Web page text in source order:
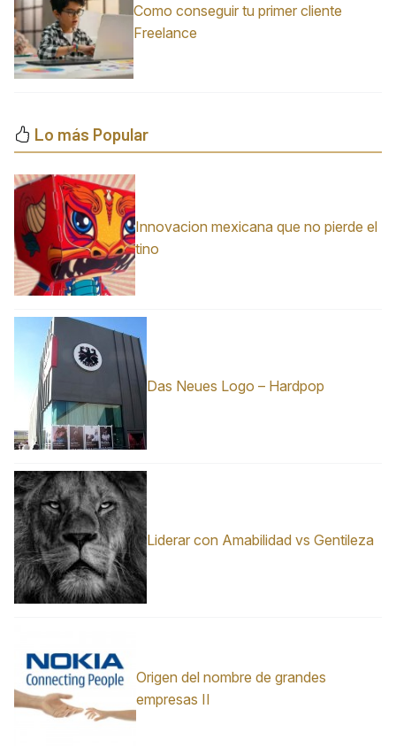
Como conseguir tu primer cliente
Freelance
Lo más Popular
Innovacion mexicana que no pierde el
tino
Das Neues Logo – Hardpop
Liderar con Amabilidad vs Gentileza
Origen del nombre de grandes
empresas II